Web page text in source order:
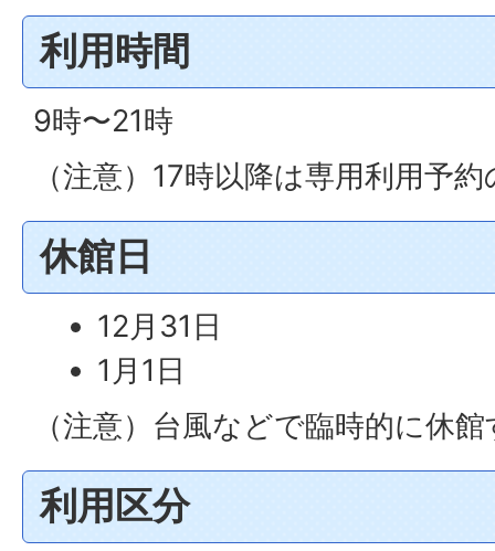
利用時間
9時〜21時
（注意）17時以降は専用利用予
休館日
12月31日
1月1日
（注意）台風などで臨時的に休
利用区分